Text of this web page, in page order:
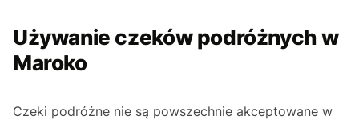
Używanie czeków podróżnych w
Maroko
Czeki podróżne nie są powszechnie akceptowane w